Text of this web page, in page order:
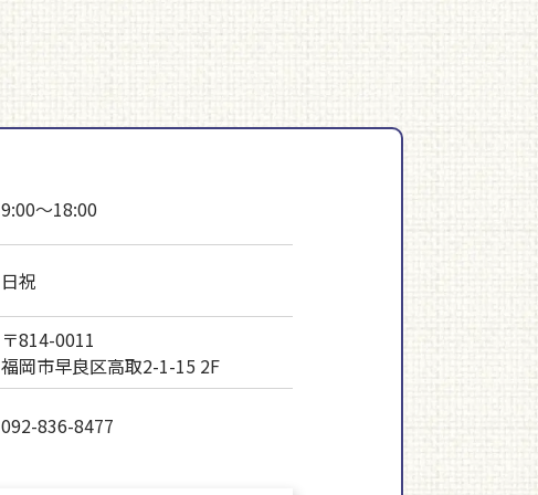
9:00～18:00
日祝
〒814-0011
福岡市早良区高取2-1-15 2F
092-836-8477